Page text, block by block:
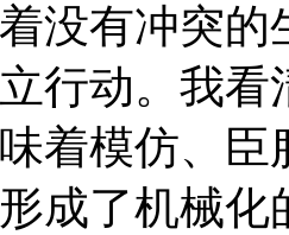
没有冲突的
行动。我
着模仿、
成了机械